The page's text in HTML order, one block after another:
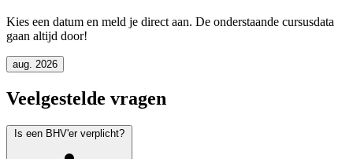
Kies een datum en meld je direct aan. De onderstaande cursusdata
gaan altijd door!
aug. 2026
Veelgestelde vragen
Is een BHV'er verplicht?